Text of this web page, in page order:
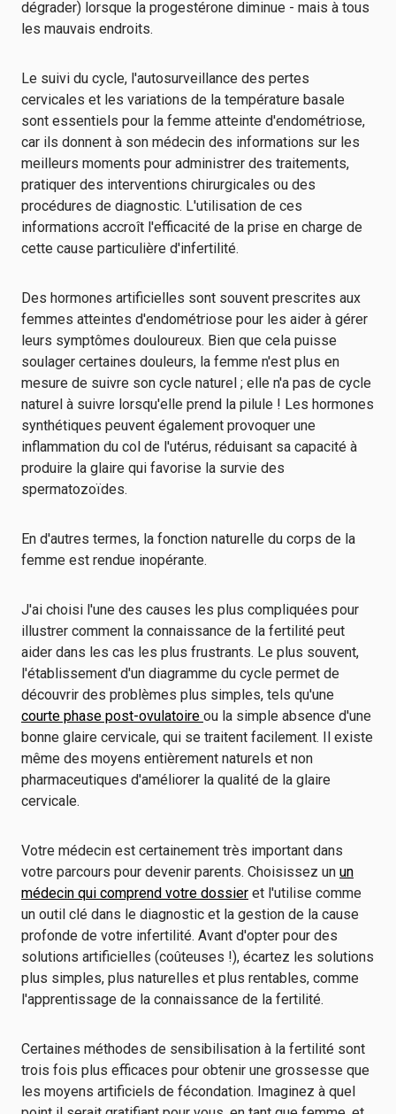
dégrader) lorsque la progestérone diminue - mais à tous
les mauvais endroits.
Le suivi du cycle, l'autosurveillance des pertes
cervicales et les variations de la température basale
sont essentiels pour la femme atteinte d'endométriose,
car ils donnent à son médecin des informations sur les
meilleurs moments pour administrer des traitements,
pratiquer des interventions chirurgicales ou des
procédures de diagnostic. L'utilisation de ces
informations accroît l'efficacité de la prise en charge de
cette cause particulière d'infertilité.
Des hormones artificielles sont souvent prescrites aux
femmes atteintes d'endométriose pour les aider à gérer
leurs symptômes douloureux. Bien que cela puisse
soulager certaines douleurs, la femme n'est plus en
mesure de suivre son cycle naturel ; elle n'a pas de cycle
naturel à suivre lorsqu'elle prend la pilule ! Les hormones
synthétiques peuvent également provoquer une
inflammation du col de l'utérus, réduisant sa capacité à
produire la glaire qui favorise la survie des
spermatozoïdes.
En d'autres termes, la fonction naturelle du corps de la
femme est rendue inopérante.
J'ai choisi l'une des causes les plus compliquées pour
illustrer comment la connaissance de la fertilité peut
aider dans les cas les plus frustrants. Le plus souvent,
l'établissement d'un diagramme du cycle permet de
découvrir des problèmes plus simples, tels qu'une
courte phase post-ovulatoire ou la simple absence d'une
bonne glaire cervicale, qui se traitent facilement. Il existe
même des moyens entièrement naturels et non
pharmaceutiques d'améliorer la qualité de la glaire
cervicale.
Votre médecin est certainement très important dans
votre parcours pour devenir parents. Choisissez un un
médecin qui comprend votre dossier et l'utilise comme
un outil clé dans le diagnostic et la gestion de la cause
profonde de votre infertilité. Avant d'opter pour des
solutions artificielles (coûteuses !), écartez les solutions
plus simples, plus naturelles et plus rentables, comme
l'apprentissage de la connaissance de la fertilité.
Certaines méthodes de sensibilisation à la fertilité sont
trois fois plus efficaces pour obtenir une grossesse que
les moyens artificiels de fécondation. Imaginez à quel